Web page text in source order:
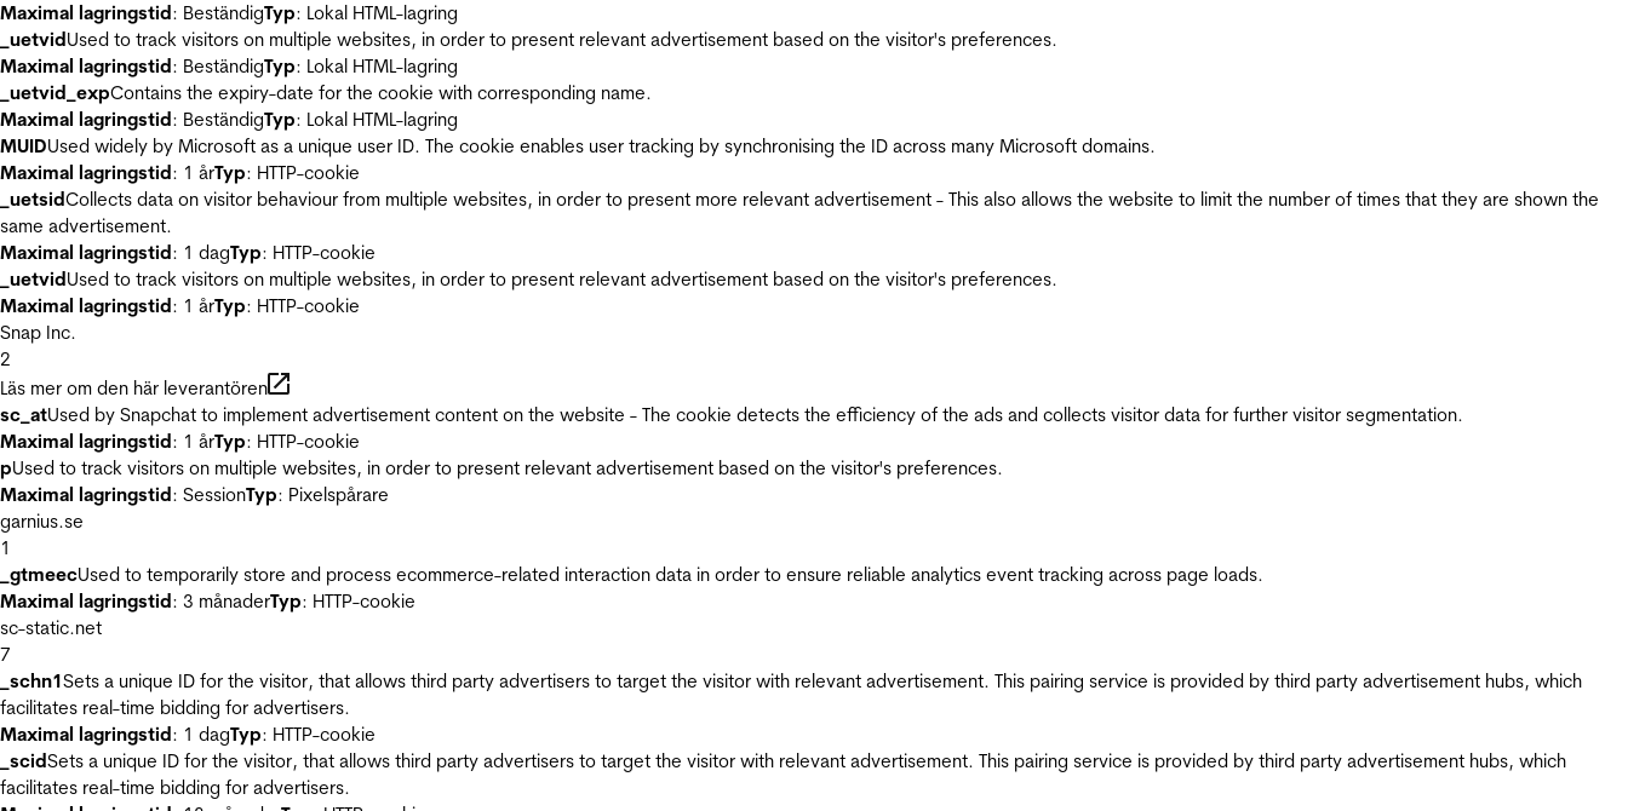
Maximal lagringstid: BeständigTyp: Lokal HTML-lagring
_uetvidUsed to track visitors on multiple websites, in order to present relevant advertisement based on the visitor's preferences.
Maximal lagringstid: BeständigTyp: Lokal HTML-lagring
_uetvid_expContains the expiry-date for the cookie with corresponding name.
Maximal lagringstid: BeständigTyp: Lokal HTML-lagring
MUIDUsed widely by Microsoft as a unique user ID. The cookie enables user tracking by synchronising the ID across many Microsoft domains.
Maximal lagringstid: 1 årTyp: HTTP-cookie
_uetsidCollects data on visitor behaviour from multiple websites, in order to present more relevant advertisement - This also allows the website to limit the number of times that they are shown the
same advertisement.
Maximal lagringstid: 1 dagTyp: HTTP-cookie
_uetvidUsed to track visitors on multiple websites, in order to present relevant advertisement based on the visitor's preferences.
Maximal lagringstid: 1 årTyp: HTTP-cookie
Snap Inc.
2
Läs mer om den här leverantören
sc_atUsed by Snapchat to implement advertisement content on the website - The cookie detects the efficiency of the ads and collects visitor data for further visitor segmentation.
Maximal lagringstid: 1 årTyp: HTTP-cookie
pUsed to track visitors on multiple websites, in order to present relevant advertisement based on the visitor's preferences.
Maximal lagringstid: SessionTyp: Pixelspårare
garnius.se
1
_gtmeecUsed to temporarily store and process ecommerce-related interaction data in order to ensure reliable analytics event tracking across page loads.
Maximal lagringstid: 3 månaderTyp: HTTP-cookie
sc-static.net
7
_schn1Sets a unique ID for the visitor, that allows third party advertisers to target the visitor with relevant advertisement. This pairing service is provided by third party advertisement hubs, which
facilitates real-time bidding for advertisers.
Maximal lagringstid: 1 dagTyp: HTTP-cookie
_scidSets a unique ID for the visitor, that allows third party advertisers to target the visitor with relevant advertisement. This pairing service is provided by third party advertisement hubs, which
facilitates real-time bidding for advertisers.